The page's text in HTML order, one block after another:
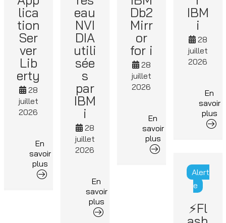
lica
tion
Ser
ver
Lib
erty
28
juillet
2026
En
savoir
plus
eau
NVI
DIA
utili
sée
s
par
IBM
i
28
juillet
2026
En
savoir
plus
Db2
Mirr
or
for i
28
juillet
2026
En
savoir
plus
IBM
i
28
juillet
2026
En
savoir
plus
Alert
e
⚡Fl